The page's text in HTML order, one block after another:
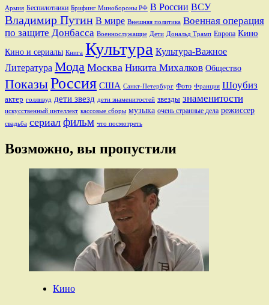
Армия Беспилотники Брифинг Минобороны РФ В России ВСУ
Владимир Путин В мире Внешняя политика Военная операция
по защите Донбасса Военнослужащие Дети Дональд Трамп Европа Кино
Кино и сериалы Книга Культура Культура-Важное
Литература Мода Москва Никита Михалков Общество
ПоказыРоссия США Санкт-Петербург Фото Франция Шоубиз
актер голливуд дети звезд дети знаменитостей звезды знаменитости
искусственный интеллект кассовые сборы музыка очень странные дела режиссер
свадьба сериал фильм что посмотреть
Возможно, вы пропустили
Кино